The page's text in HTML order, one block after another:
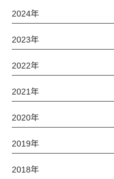
2024年
2023年
2022年
2021年
2020年
2019年
2018年